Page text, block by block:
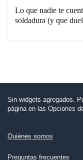
Lo que nadie te
soldadura (y que
Sin widgets agregados.
página en las Opciones
Quiénes somos
Preguntas frecuentes